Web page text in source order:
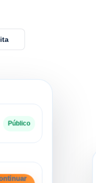
Público